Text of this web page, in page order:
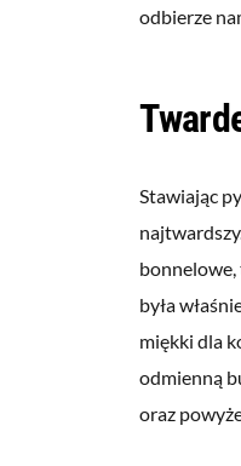
odbierze
Stawiając
bonnelowe,
była
miękki dla
odmienną
oraz